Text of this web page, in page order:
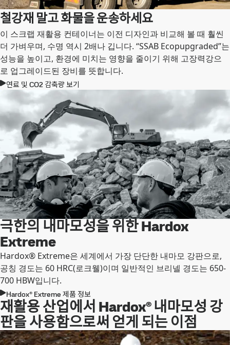
철강재 말고 화물을 운송하세요
이 스크랩 재활용 컨테이너는 이전 디자인과 비교해 볼 때 훨씬
더 가벼우며, 수명 역시 2배나 깁니다. “SSAB Ecopupgraded”는
성능을 높이고, 환경에 미치는 영향을 줄이기 위해 고장력강으
로 업그레이드된 장비를 뜻합니다.
연료 및 CO2 감축량 보기
극한의 내마모성을 위한 Hardox
Extreme
Hardox® Extreme은 세계에서 가장 단단한 내마모 강판으로,
공칭 경도는 60 HRC(로크웰)이며 일반적인 브리넬 경도는 650-
700 HBW입니다.
Hardox® Extreme 제품 정보
재활용 산업에서 Hardox® 내마모성 강
판을 사용함으로써 얻게 되는 이점